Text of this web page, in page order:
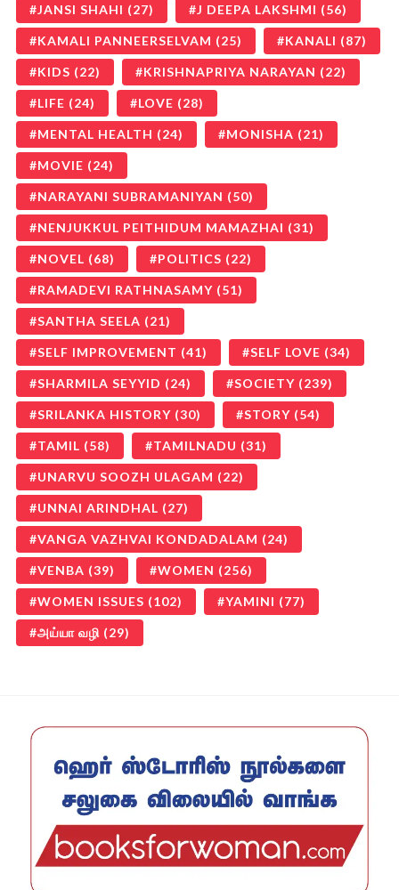
JANSI SHAHI (27) J DEEPA LAKSHMI (56)
KAMALI PANNEERSELVAM (25) KANALI (87)
KIDS (22) KRISHNAPRIYA NARAYAN (22)
LIFE (24) LOVE (28)
MENTAL HEALTH (24) MONISHA (21)
MOVIE (24)
NARAYANI SUBRAMANIYAN (50)
NENJUKKUL PEITHIDUM MAMAZHAI (31)
NOVEL (68) POLITICS (22)
RAMADEVI RATHNASAMY (51)
SANTHA SEELA (21)
SELF IMPROVEMENT (41) SELF LOVE (34)
SHARMILA SEYYID (24) SOCIETY (239)
SRILANKA HISTORY (30) STORY (54)
TAMIL (58) TAMILNADU (31)
UNARVU SOOZH ULAGAM (22)
UNNAI ARINDHAL (27)
VANGA VAZHVAI KONDADALAM (24)
VENBA (39) WOMEN (256)
WOMEN ISSUES (102) YAMINI (77)
அய்யா வழி (29)